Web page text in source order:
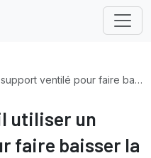
pour faire baisser la température ?
utiliser un
faire baisser la